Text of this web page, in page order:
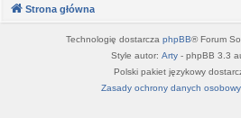
Strona główna
Technologię dostarcza phpBB® Forum
Style autor: Arty - phpBB 3.3
Polski pakiet językowy
Zasady ochrony danych